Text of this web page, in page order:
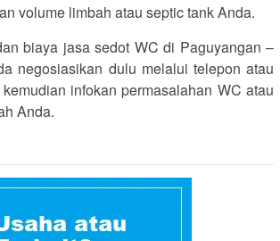
volume limbah atau septic tank Anda.
biaya jasa sedot WC di Paguyangan –
negosiasikan dulu melalui telepon atau
infokan permasalahan WC atau
Anda.